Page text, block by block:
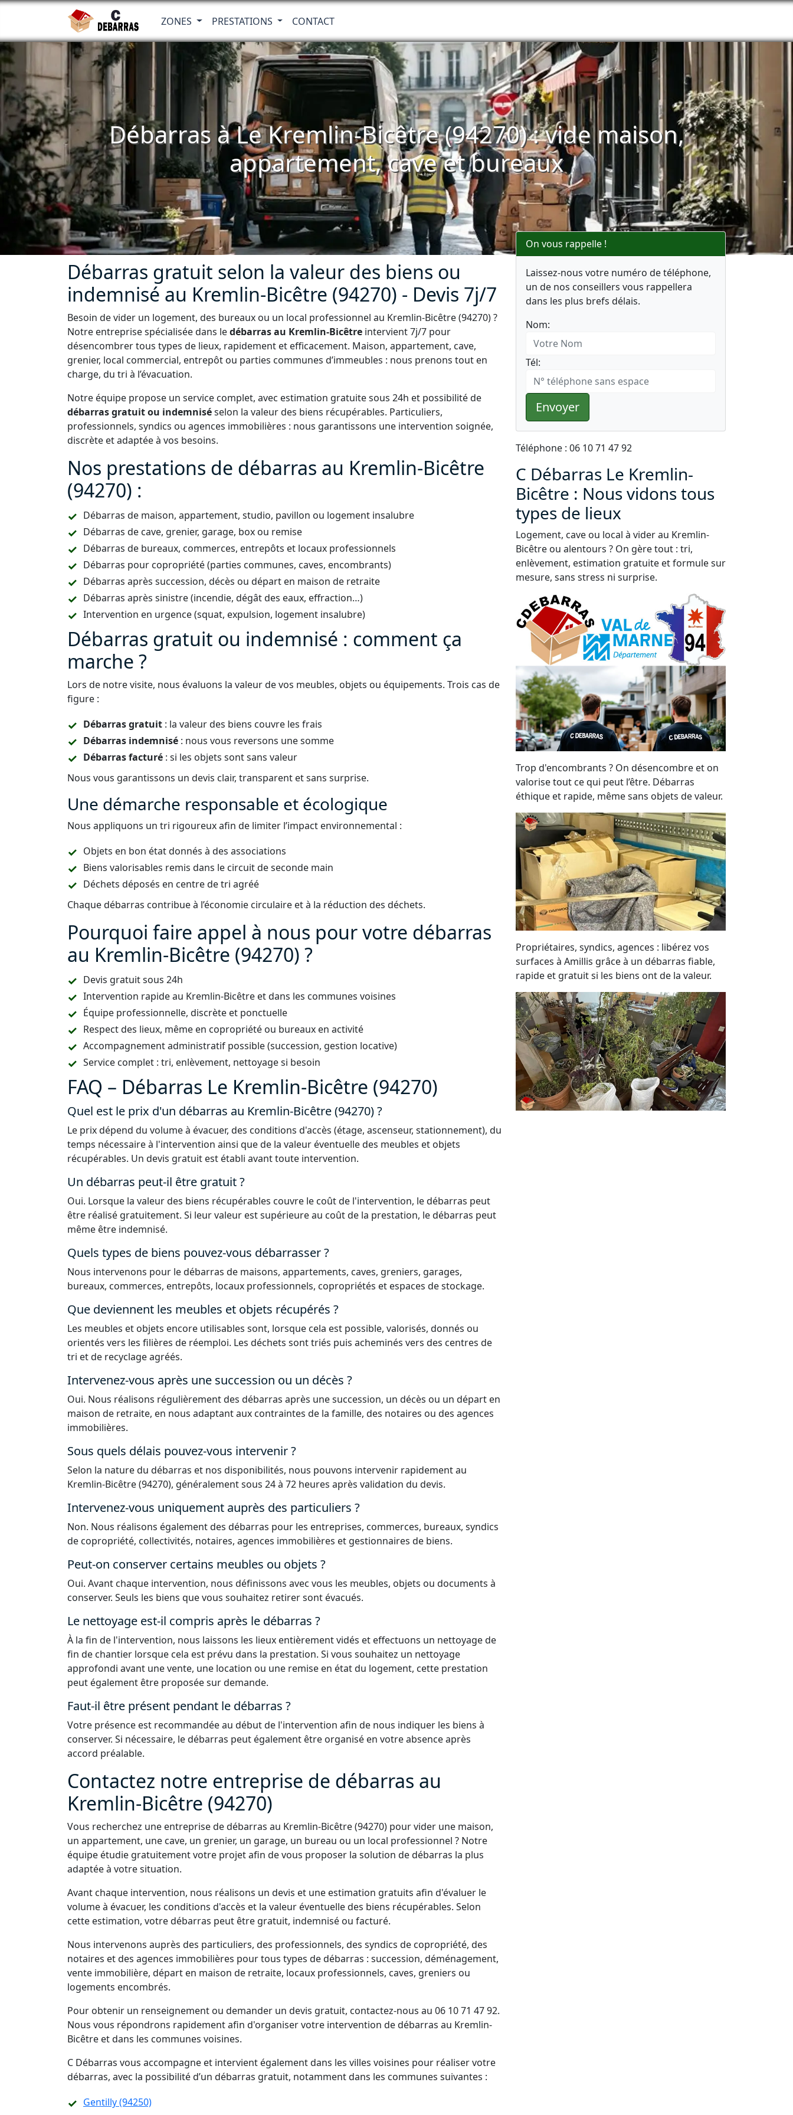
ZONES PRESTATIONS CONTACT
Débarras à Le Kremlin-Bicêtre (94270) : vide maison,
appartement, cave et bureaux
Débarras gratuit selon la valeur des biens ou
indemnisé au Kremlin-Bicêtre (94270) - Devis 7j/7
Besoin de vider un logement, des bureaux ou un local professionnel au Kremlin-Bicêtre (94270) ?
Notre entreprise spécialisée dans ledébarras au Kremlin-Bicêtre intervient 7j/7 pour
désencombrer tous types de lieux, rapidement et efficacement. Maison, appartement, cave,
grenier, local commercial, entrepôt ou parties communes d’immeubles : nous prenons tout en
charge, du tri à l’évacuation.
Notre équipe propose un service complet, avec estimation gratuite sous 24h et possibilité de
débarras gratuit ou indemniséselon la valeur des biens récupérables. Particuliers,
professionnels, syndics ou agences immobilières : nous garantissons une intervention soignée,
discrète et adaptée à vos besoins.
Nos prestations de débarras au Kremlin-Bicêtre
(94270) :
Débarras de maison, appartement, studio, pavillon ou logement insalubre
Débarras de cave, grenier, garage, box ou remise
Débarras de bureaux, commerces, entrepôts et locaux professionnels
Débarras pour copropriété (parties communes, caves, encombrants)
Débarras après succession, décès ou départ en maison de retraite
Débarras après sinistre (incendie, dégât des eaux, effraction…)
Intervention en urgence (squat, expulsion, logement insalubre)
Débarras gratuit ou indemnisé : comment ça
marche ?
Lors de notre visite, nous évaluons la valeur de vos meubles, objets ou équipements. Trois cas de
figure :
Débarras gratuit : la valeur des biens couvre les frais
Débarras indemnisé : nous vous reversons une somme
Débarras facturé : si les objets sont sans valeur
Nous vous garantissons un devis clair, transparent et sans surprise.
Une démarche responsable et écologique
Nous appliquons un tri rigoureux afin de limiter l’impact environnemental :
Objets en bon état donnés à des associations
Biens valorisables remis dans le circuit de seconde main
Déchets déposés en centre de tri agréé
Chaque débarras contribue à l’économie circulaire et à la réduction des déchets.
Pourquoi faire appel à nous pour votre débarras
au Kremlin-Bicêtre (94270) ?
Devis gratuit sous 24h
Intervention rapide au Kremlin-Bicêtre et dans les communes voisines
Équipe professionnelle, discrète et ponctuelle
Respect des lieux, même en copropriété ou bureaux en activité
Accompagnement administratif possible (succession, gestion locative)
Service complet : tri, enlèvement, nettoyage si besoin
FAQ – Débarras Le Kremlin-Bicêtre (94270)
Quel est le prix d'un débarras au Kremlin-Bicêtre (94270) ?
Le prix dépend du volume à évacuer, des conditions d'accès (étage, ascenseur, stationnement), du
temps nécessaire à l'intervention ainsi que de la valeur éventuelle des meubles et objets
récupérables. Un devis gratuit est établi avant toute intervention.
Un débarras peut-il être gratuit ?
Oui. Lorsque la valeur des biens récupérables couvre le coût de l'intervention, le débarras peut
être réalisé gratuitement. Si leur valeur est supérieure au coût de la prestation, le débarras peut
même être indemnisé.
Quels types de biens pouvez-vous débarrasser ?
Nous intervenons pour le débarras de maisons, appartements, caves, greniers, garages,
bureaux, commerces, entrepôts, locaux professionnels, copropriétés et espaces de stockage.
Que deviennent les meubles et objets récupérés ?
Les meubles et objets encore utilisables sont, lorsque cela est possible, valorisés, donnés ou
orientés vers les filières de réemploi. Les déchets sont triés puis acheminés vers des centres de
tri et de recyclage agréés.
Intervenez-vous après une succession ou un décès ?
Oui. Nous réalisons régulièrement des débarras après une succession, un décès ou un départ en
maison de retraite, en nous adaptant aux contraintes de la famille, des notaires ou des agences
immobilières.
Sous quels délais pouvez-vous intervenir ?
Selon la nature du débarras et nos disponibilités, nous pouvons intervenir rapidement au
Kremlin-Bicêtre (94270), généralement sous 24 à 72 heures après validation du devis.
Intervenez-vous uniquement auprès des particuliers ?
Non. Nous réalisons également des débarras pour les entreprises, commerces, bureaux, syndics
de copropriété, collectivités, notaires, agences immobilières et gestionnaires de biens.
Peut-on conserver certains meubles ou objets ?
Oui. Avant chaque intervention, nous définissons avec vous les meubles, objets ou documents à
conserver. Seuls les biens que vous souhaitez retirer sont évacués.
Le nettoyage est-il compris après le débarras ?
À la fin de l'intervention, nous laissons les lieux entièrement vidés et effectuons un nettoyage de
fin de chantier lorsque cela est prévu dans la prestation. Si vous souhaitez un nettoyage
approfondi avant une vente, une location ou une remise en état du logement, cette prestation
peut également être proposée sur demande.
Faut-il être présent pendant le débarras ?
Votre présence est recommandée au début de l'intervention afin de nous indiquer les biens à
conserver. Si nécessaire, le débarras peut également être organisé en votre absence après
accord préalable.
Contactez notre entreprise de débarras au
Kremlin-Bicêtre (94270)
Vous recherchez une entreprise de débarras au Kremlin-Bicêtre (94270) pour vider une maison,
un appartement, une cave, un grenier, un garage, un bureau ou un local professionnel ? Notre
équipe étudie gratuitement votre projet afin de vous proposer la solution de débarras la plus
adaptée à votre situation.
Avant chaque intervention, nous réalisons un devis et une estimation gratuits afin d'évaluer le
volume à évacuer, les conditions d'accès et la valeur éventuelle des biens récupérables. Selon
cette estimation, votre débarras peut être gratuit, indemnisé ou facturé.
Nous intervenons auprès des particuliers, des professionnels, des syndics de copropriété, des
notaires et des agences immobilières pour tous types de débarras : succession, déménagement,
vente immobilière, départ en maison de retraite, locaux professionnels, caves, greniers ou
logements encombrés.
Pour obtenir un renseignement ou demander un devis gratuit, contactez-nous au 06 10 71 47 92.
Nous vous répondrons rapidement afin d'organiser votre intervention de débarras au Kremlin-
Bicêtre et dans les communes voisines.
C Débarras vous accompagne et intervient également dans les villes voisines pour réaliser votre
débarras, avec la possibilité d’un débarras gratuit, notamment dans les communes suivantes :
Gentilly (94250)
On vous rappelle !
Laissez-nous votre numéro de téléphone,
un de nos conseillers vous rappellera
dans les plus brefs délais.
Nom:
Tél:
Envoyer
Téléphone : 06 10 71 47 92
C Débarras Le Kremlin-
Bicêtre : Nous vidons tous
types de lieux
Logement, cave ou local à vider au Kremlin-
Bicêtre ou alentours ? On gère tout : tri,
enlèvement, estimation gratuite et formule sur
mesure, sans stress ni surprise.
Trop d'encombrants ? On désencombre et on
valorise tout ce qui peut l’être. Débarras
éthique et rapide, même sans objets de valeur.
Propriétaires, syndics, agences : libérez vos
surfaces à Amillis grâce à un débarras fiable,
rapide et gratuit si les biens ont de la valeur.